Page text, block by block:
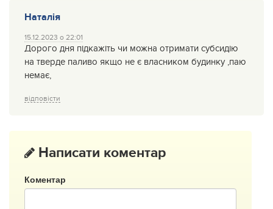
Наталія
15.12.2023 о 22:01
Дорого дня підкажіть чи можна отримати субсидію
на тверде паливо якщо не є власником будинку ,паю
немає,
відповісти
Написати коментар
Коментар